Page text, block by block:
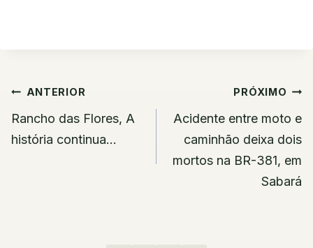
Navegação
de
Post
ANTERIOR
Rancho das Flores, A
história continua…
PRÓXIMO
Acidente entre moto e
caminhão deixa dois
mortos na BR-381, em
Sabará